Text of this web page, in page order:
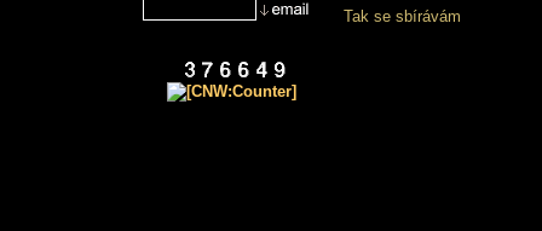
Tak se sbírávám